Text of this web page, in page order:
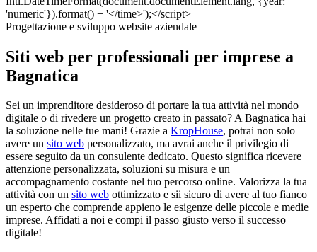
Progettazione e sviluppo website aziendale
Siti web per professionali per imprese a
Bagnatica
Sei un imprenditore desideroso di portare la tua attività nel mondo
digitale o di rivedere un progetto creato in passato? A Bagnatica hai
la soluzione nelle tue mani! Grazie a KropHouse, potrai non solo
avere un sito web personalizzato, ma avrai anche il privilegio di
essere seguito da un consulente dedicato. Questo significa ricevere
attenzione personalizzata, soluzioni su misura e un
accompagnamento costante nel tuo percorso online. Valorizza la tua
attività con un sito web ottimizzato e sii sicuro di avere al tuo fianco
un esperto che comprende appieno le esigenze delle piccole e medie
imprese. Affidati a noi e compi il passo giusto verso il successo
digitale!